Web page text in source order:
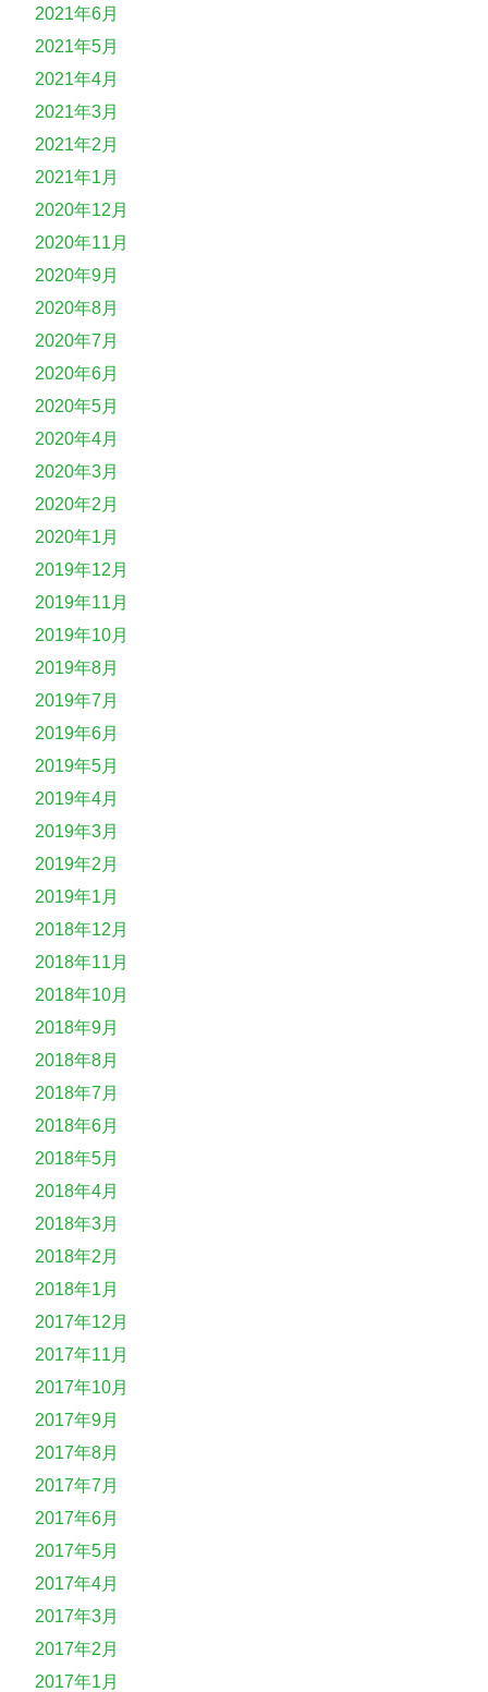
2021年6月
2021年5月
2021年4月
2021年3月
2021年2月
2021年1月
2020年12月
2020年11月
2020年9月
2020年8月
2020年7月
2020年6月
2020年5月
2020年4月
2020年3月
2020年2月
2020年1月
2019年12月
2019年11月
2019年10月
2019年8月
2019年7月
2019年6月
2019年5月
2019年4月
2019年3月
2019年2月
2019年1月
2018年12月
2018年11月
2018年10月
2018年9月
2018年8月
2018年7月
2018年6月
2018年5月
2018年4月
2018年3月
2018年2月
2018年1月
2017年12月
2017年11月
2017年10月
2017年9月
2017年8月
2017年7月
2017年6月
2017年5月
2017年4月
2017年3月
2017年2月
2017年1月